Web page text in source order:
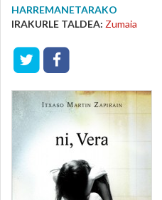
HARREMANETARAKO
IRAKURLE TALDEA: Zumaia